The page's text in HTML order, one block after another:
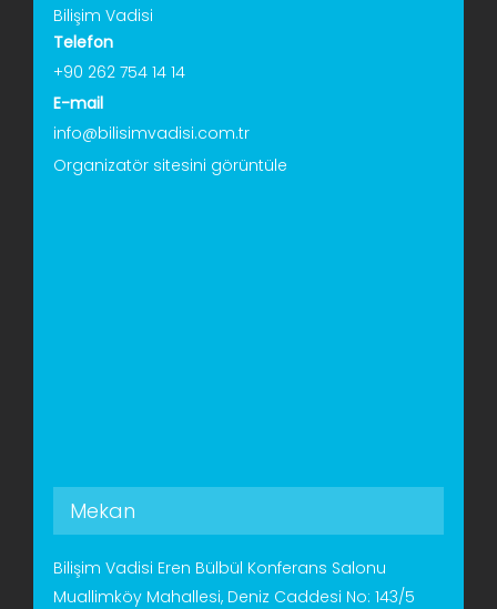
Bilişim Vadisi
Telefon
+90 262 754 14 14
E-mail
info@bilisimvadisi.com.tr
Organizatör sitesini görüntüle
Mekan
Bilişim Vadisi Eren Bülbül Konferans Salonu
Muallimköy Mahallesi, Deniz Caddesi No: 143/5